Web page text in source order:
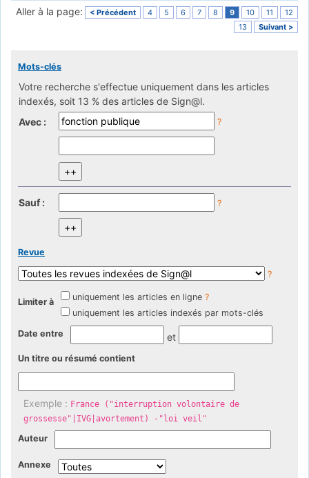
Aller à la page: < Précédent 4 5 6 7 8 9 10 11
12
13
Suivant >
Mots-clés
Votre recherche s'effectue uniquement dans les articles
indexés, soit 13 % des articles de Sign@l.
Avec :
?
Sauf : ?
Revue
?
Limiter à uniquement les articles en ligne ?
uniquement les articles indexés par mots-clés
Date entre et
Un titre ou résumé contient
Exemple : France ("interruption volontaire de
grossesse"|IVG|avortement) -"loi veil"
Auteur
Annexe